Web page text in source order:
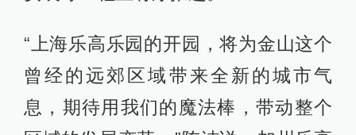
“上海乐高乐园的开园，将为金山这个
曾经的远郊区域带来全新的城市气
息，期待用我们的魔法棒，带动整个